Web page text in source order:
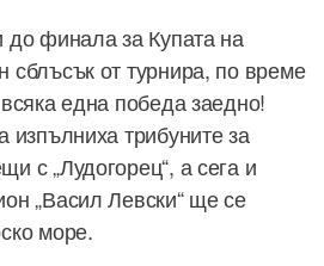
до финала за Купата на
от турнира, по време
една победа заедно!
изпълниха трибуните за
с „Лудогорец“, а сега и
„Васил Левски“ ще се
море.